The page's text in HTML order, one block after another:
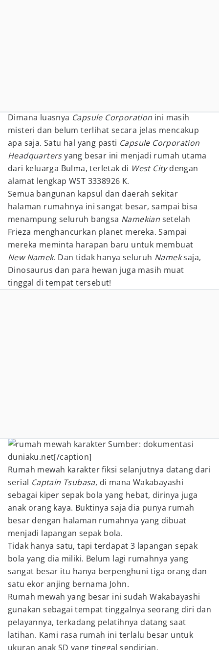
Dimana luasnya Capsule Corporation ini masih
misteri dan belum terlihat secara jelas mencakup
apa saja. Satu hal yang pasti Capsule Corporation
Headquartersyang besar ini menjadi rumah utama
dari keluarga Bulma, terletak di West Citydengan
alamat lengkap WST 3338926 K.
Semua bangunan kapsul dan daerah sekitar
halaman rumahnya ini sangat besar, sampai bisa
menampung seluruh bangsa Namekian setelah
Frieza menghancurkan planet mereka. Sampai
mereka meminta harapan baru untuk membuat
New Namek. Dan tidak hanya seluruh Nameksaja,
Dinosaurus dan para hewan juga masih muat
tinggal di tempat tersebut!
Sumber: dokumentasi
duniaku.net[/caption]
Rumah mewah karakter fiksi selanjutnya datang dari
serial Captain Tsubasa, di mana Wakabayashi
sebagai kiper sepak bola yang hebat, dirinya juga
anak orang kaya. Buktinya saja dia punya rumah
besar dengan halaman rumahnya yang dibuat
menjadi lapangan sepak bola.
Tidak hanya satu, tapi terdapat 3 lapangan sepak
bola yang dia miliki. Belum lagi rumahnya yang
sangat besar itu hanya berpenghuni tiga orang dan
satu ekor anjing bernama John.
Rumah mewah yang besar ini sudah Wakabayashi
gunakan sebagai tempat tinggalnya seorang diri dan
pelayannya, terkadang pelatihnya datang saat
latihan. Kami rasa rumah ini terlalu besar untuk
ukuran anak SD yang tinggal sendirian.